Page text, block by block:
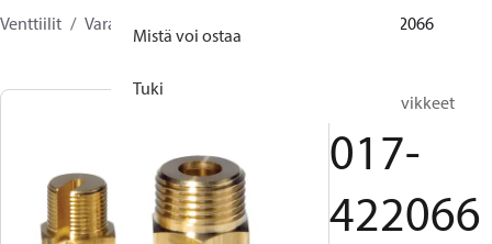
Mistä voi ostaa
Tuki
Venttiilit
Varaosat ja tarvikkeet venttiileille 017-422066
Yleiset tarvikkeet
017-
422066